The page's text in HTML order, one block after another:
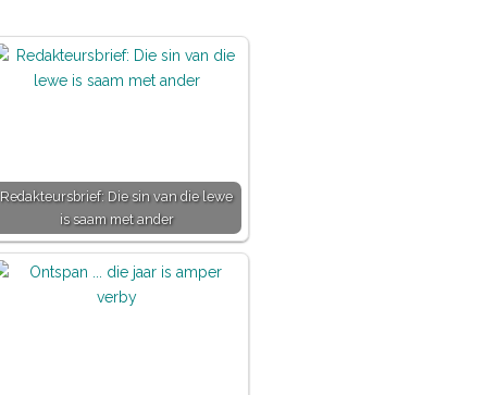
Redakteursbrief: Die sin van die lewe
is saam met ander